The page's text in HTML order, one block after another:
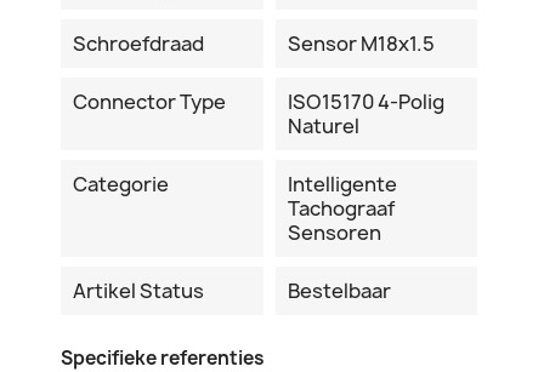
Schroefdraad Sensor M18x1.5
Connector Type
ISO15170 4-Polig
Naturel
Categorie
Intelligente
Tachograaf
Sensoren
Artikel Status Bestelbaar
Specifieke referenties